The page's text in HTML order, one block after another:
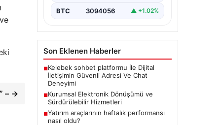
– →
BTC 3094056 ▲ +1.02%
Son Eklenen Haberler
■Kelebek sohbet platformu İle Dijital
İletişimin Güvenli Adresi Ve Chat
Deneyimi
■Kurumsal Elektronik Dönüşümü ve
Sürdürülebilir Hizmetleri
■Yatırım araçlarının haftalık performansı
nasıl oldu?